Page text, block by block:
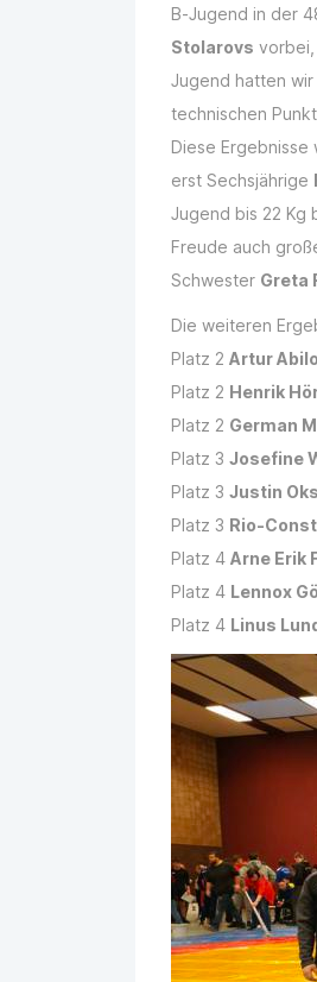
B-Jugend in der
Stolarovs vorbei,
Jugend hatten wir
technischen
Diese
erst Sechsjährige
Jugend bis 22 Kg
Freude auch
Schwester Greta
Die weiteren
Platz 2 Artur
Platz 2 Henrik
Platz 2 German
Platz 3 Josefine
Platz 3 Justin Oks
Platz 3 Rio-
Platz 4 Arne Erik
Platz 4 Lennox
Platz 4 Linus